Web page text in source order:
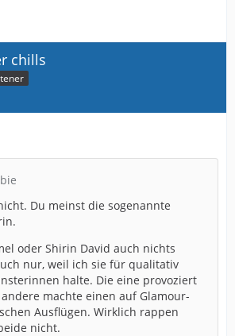
chills
Du meinst die sogenannte
oder Shirin David auch nichts
nur, weil ich sie für qualitativ
halte. Die eine provoziert
machte einen auf Glamour-
Ausflügen. Wirklich rappen
nicht.